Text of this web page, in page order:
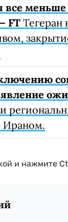
все
FT Тегеран
Ираном.
и нажмите